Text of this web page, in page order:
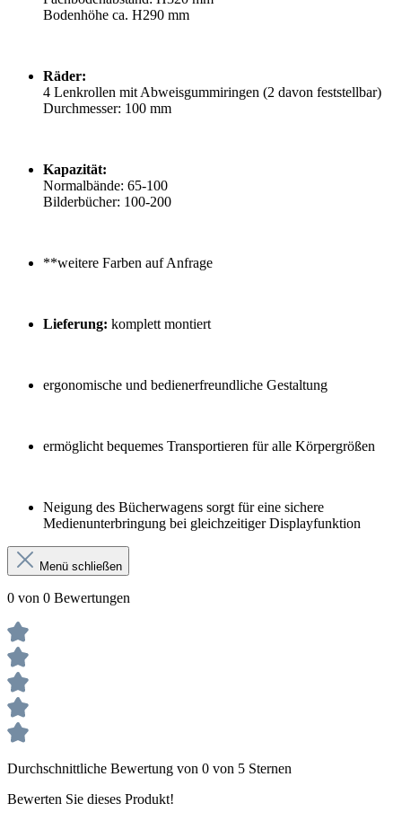
Bodenhöhe ca. H290 mm
Räder:
4 Lenkrollen mit Abweisgummiringen (2 davon feststellbar)
Durchmesser: 100 mm
Kapazität:
Normalbände: 65-100
Bilderbücher: 100-200
**weitere Farben auf Anfrage
Lieferung: komplett montiert
ergonomische und bedienerfreundliche Gestaltung
ermöglicht bequemes Transportieren für alle Körpergrößen
Neigung des Bücherwagens sorgt für eine sichere
Medienunterbringung bei gleichzeitiger Displayfunktion
Menü schließen
0 von 0 Bewertungen
Durchschnittliche Bewertung von 0 von 5 Sternen
Bewerten Sie dieses Produkt!